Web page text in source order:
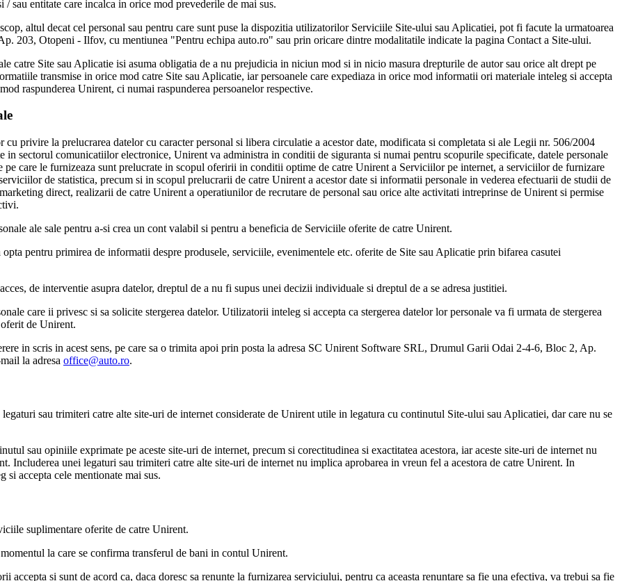
sau entitate care incalca in orice mod prevederile de mai sus.
altul decat cel personal sau pentru care sunt puse la dispozitia utilizatorilor Serviciile Site-ului sau Aplicatiei, pot fi facute la urmatoarea
203, Otopeni - Ilfov, cu mentiunea "Pentru echipa auto.ro" sau prin oricare dintre modalitatile indicate la pagina Contact a Site-ului.
catre Site sau Aplicatie isi asuma obligatia de a nu prejudicia in niciun mod si in nicio masura drepturile de autor sau orice alt drept pe
transmise in orice mod catre Site sau Aplicatie, iar persoanele care expediaza in orice mod informatii ori materiale inteleg si accepta
raspunderea Unirent, ci numai raspunderea persoanelor respective.
privire la prelucrarea datelor cu caracter personal si libera circulatie a acestor date, modificata si completata si ale Legii nr. 506/2004
sectorul comunicatiilor electronice, Unirent va administra in conditii de siguranta si numai pentru scopurile specificate, datele personale
care le furnizeaza sunt prelucrate in scopul oferirii in conditii optime de catre Unirent a Serviciilor pe internet, a serviciilor de furnizare
de statistica, precum si in scopul prelucrarii de catre Unirent a acestor date si informatii personale in vederea efectuarii de studii de
direct, realizarii de catre Unirent a operatiunilor de recrutare de personal sau orice alte activitati intreprinse de Unirent si permise
ale sale pentru a-si crea un cont valabil si pentru a beneficia de Serviciile oferite de catre Unirent.
pentru primirea de informatii despre produsele, serviciile, evenimentele etc. oferite de Site sau Aplicatie prin bifarea casutei
de interventie asupra datelor, dreptul de a nu fi supus unei decizii individuale si dreptul de a se adresa justitiei.
care ii privesc si sa solicite stergerea datelor. Utilizatorii inteleg si accepta ca stergerea datelor lor personale va fi urmata de stergerea
de Unirent.
in scris in acest sens, pe care sa o trimita apoi prin posta la adresa SC Unirent Software SRL, Drumul Garii Odai 2-4-6, Bloc 2, Ap.
la adresa office@auto.ro.
sau trimiteri catre alte site-uri de internet considerate de Unirent utile in legatura cu continutul Site-ului sau Aplicatiei, dar care nu se
sau opiniile exprimate pe aceste site-uri de internet, precum si corectitudinea si exactitatea acestora, iar aceste site-uri de internet nu
Includerea unei legaturi sau trimiteri catre alte site-uri de internet nu implica aprobarea in vreun fel a acestora de catre Unirent. In
si accepta cele mentionate mai sus.
suplimentare oferite de catre Unirent.
la care se confirma transferul de bani in contul Unirent.
si sunt de acord ca, daca doresc sa renunte la furnizarea serviciului, pentru ca aceasta renuntare sa fie una efectiva, va trebui sa fie